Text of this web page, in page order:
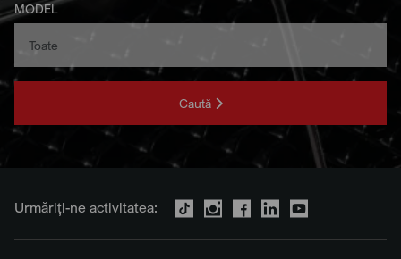
MODEL
Caută
Urmăriți-ne activitatea: